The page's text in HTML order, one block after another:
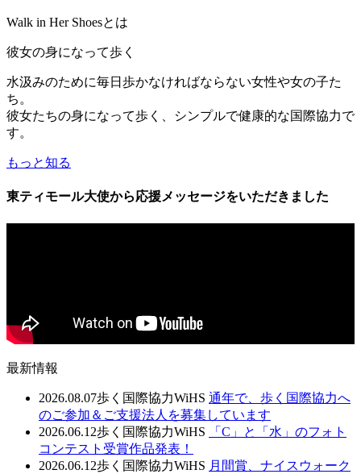
Walk in Her Shoesとは
彼女の身になって歩く
水汲みのために毎日歩かなければならない女性や女の子た
ち。
彼女たちの身になって歩く、シンプルで健康的な国際協力で
す。
もっと知る
東ティモール大使から応援メッセージをいただきました
最新情報
2026.08.07歩く国際協力WiHS 通年で、歩く国際協力へ
のご参加＆ご支援法人を募集しています
2026.06.12歩く国際協力WiHS
「C」と「水」のフォト
コンテスト受賞作品発表！
2026.06.12歩く国際協力WiHS 月間賞、ナイスウォーク